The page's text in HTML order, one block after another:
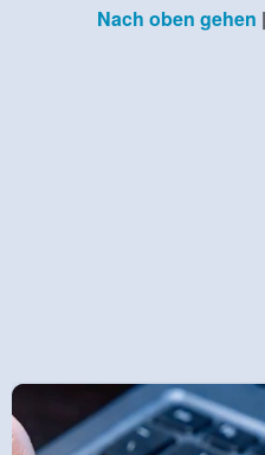
Nach oben gehen |